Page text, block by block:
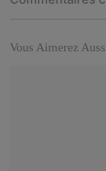
Vous Aimerez